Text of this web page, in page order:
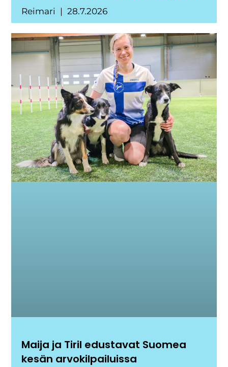
Reimari 28.7.2026
Maija ja Tiril edustavat Suomea
kesän arvokilpailuissa